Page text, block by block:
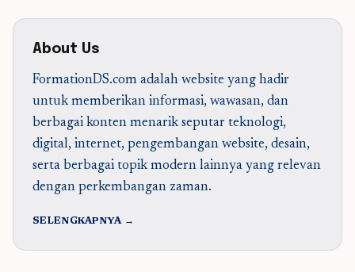
About Us
FormationDS.com adalah website yang hadir
untuk memberikan informasi, wawasan, dan
berbagai konten menarik seputar teknologi,
digital, internet, pengembangan website, desain,
serta berbagai topik modern lainnya yang relevan
dengan perkembangan zaman.
SELENGKAPNYA →